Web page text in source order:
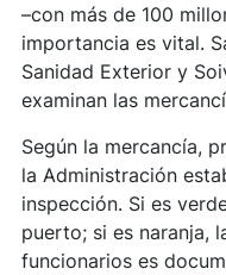
–con más de 100
importancia es vital.
Sanidad Exterior y
examinan las
Según la mercancía,
la Administración
inspección. Si es
puerto; si es naranja,
funcionarios es